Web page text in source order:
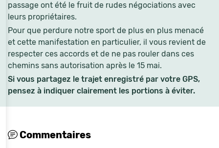
passage ont été le fruit de rudes négociations avec
leurs propriétaires.
Pour que perdure notre sport de plus en plus menacé
et cette manifestation en particulier, il vous revient de
respecter ces accords et de ne pas rouler dans ces
chemins sans autorisation après le 15 mai.
Si vous partagez le trajet enregistré par votre GPS,
pensez à indiquer clairement les portions à éviter.
Commentaires